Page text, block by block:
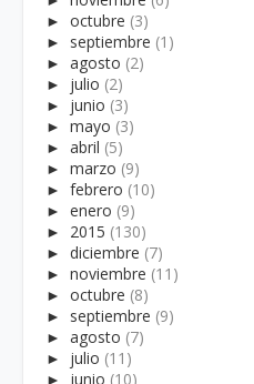
► octubre (3)
► septiembre (1)
► agosto (2)
► julio (2)
► junio (3)
► mayo (3)
► abril (5)
► marzo (9)
► febrero (10)
► enero (9)
► 2015 (130)
► diciembre (7)
► noviembre (11)
► octubre (8)
► septiembre (9)
► agosto (7)
► julio (11)
► junio (10)